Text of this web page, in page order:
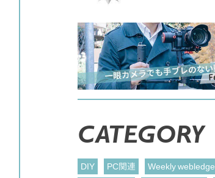
CATEGORY
DIY PC関連 Weekly webledge